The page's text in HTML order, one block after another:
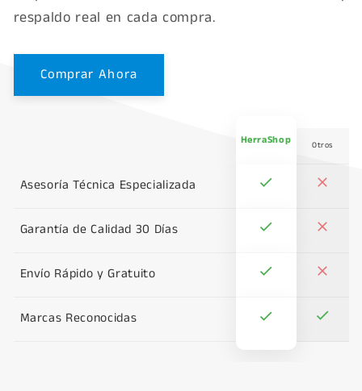
respaldo real en cada compra.
Comprar Ahora
HerraShop Otros
Asesoría Técnica Especializada
Garantía de Calidad 30 Días
Envío Rápido y Gratuito
Marcas Reconocidas